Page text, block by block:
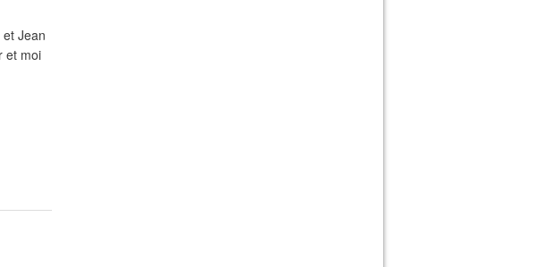
Jean
et moi